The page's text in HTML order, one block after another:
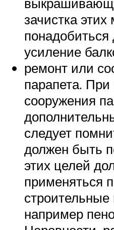
зачистка
усиление
ремонт или
парапета.
сооружения
следует
должен быть
этих целей
применяться
например